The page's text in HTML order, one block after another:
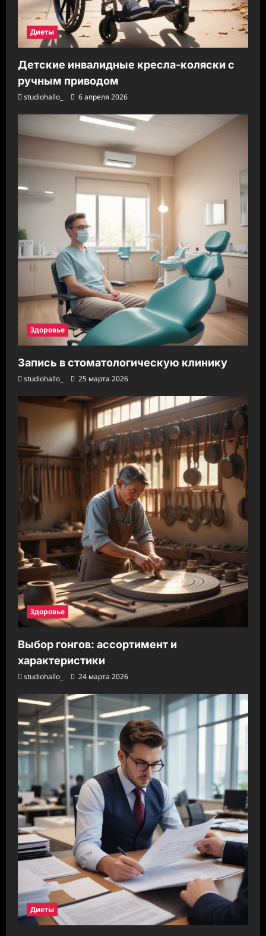
Диеты
Детские инвалидные кресла-коляски с
ручным приводом
studiohallo_ 6 апреля 2026
Здоровье
Запись в стоматологическую клинику
studiohallo_ 25 марта 2026
Здоровье
Выбор гонгов: ассортимент и
характеристики
studiohallo_ 24 марта 2026
Диеты